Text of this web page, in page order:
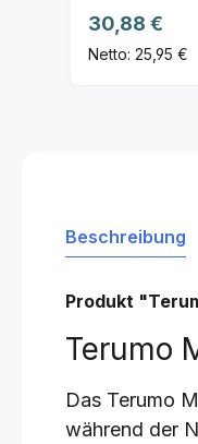
Regulärer
30,88 €
Netto: 25,95 €
Beschreibung
Produkt
Terumo
Das Terumo
während der